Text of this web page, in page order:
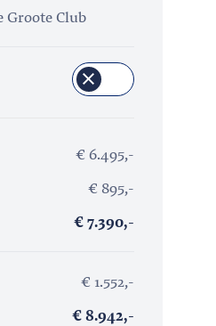
Club
€ 6.495,-
€ 895,-
€ 7.390,-
€ 1.552,-
€ 8.942,-